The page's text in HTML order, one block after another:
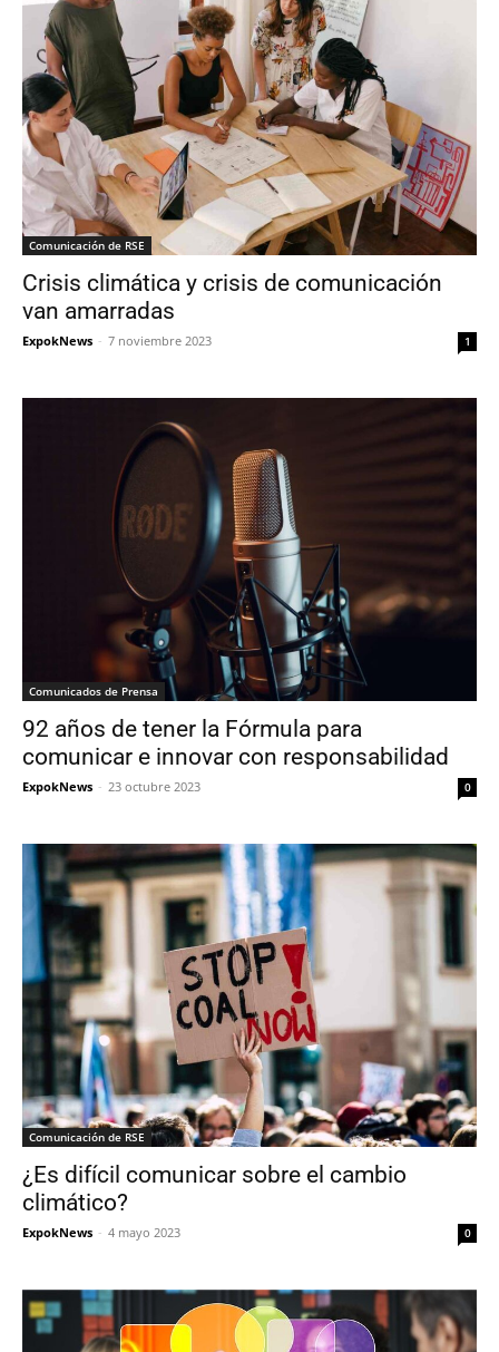
Comunicación de RSE
Crisis climática y crisis de comunicación
van amarradas
ExpokNews - 7 noviembre 2023 1
Comunicados de Prensa
92 años de tener la Fórmula para
comunicar e innovar con responsabilidad
ExpokNews - 23 octubre 2023 0
Comunicación de RSE
¿Es difícil comunicar sobre el cambio
climático?
ExpokNews - 4 mayo 2023 0